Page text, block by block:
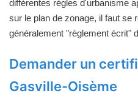
différentes règles d'urbanisme
sur le plan de zonage, il faut se
généralement "règlement écrit"
Demander un
Gasville-Oisème